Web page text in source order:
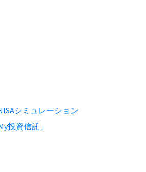
シミュレーション
投資信託」